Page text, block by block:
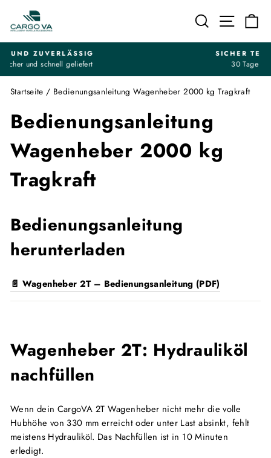
Inhalt
Suche
SICHER TESTEN & EINKAUFEN
30 Tage Geld zurück Garantie
Startseite / Bedienungsanleitung Wagenheber 2000 kg Tragkraft
Bedienungsanleitung
Wagenheber 2000 kg
Tragkraft
Bedienungsanleitung
herunterladen
📄 Wagenheber 2T – Bedienungsanleitung (PDF)
Wagenheber 2T: Hydrauliköl
nachfüllen
Wenn dein CargoVA 2T Wagenheber nicht mehr die volle
Hubhöhe von 330 mm erreicht oder unter Last absinkt, fehlt
meistens Hydrauliköl. Das Nachfüllen ist in 10 Minuten
erledigt.